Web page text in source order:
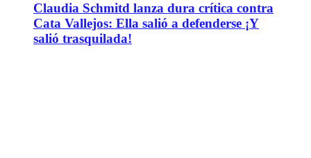
Claudia Schmitd lanza dura crítica contra
Cata Vallejos: Ella salió a defenderse ¡Y
salió trasquilada!